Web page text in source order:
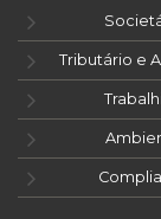
Tributário e